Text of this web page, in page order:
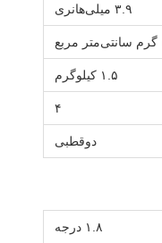
۳.۹ میلی‌هانری
۱.۵ کیلوگرم
۴
دوقطبی
۱.۸ درجه